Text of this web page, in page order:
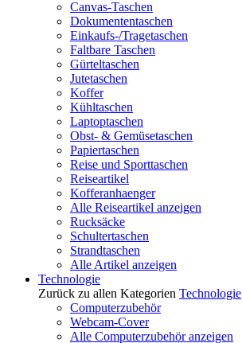
Canvas-Taschen
Dokumententaschen
Einkaufs-/Tragetaschen
Faltbare Taschen
Gürteltaschen
Jutetaschen
Koffer
Kühltaschen
Laptoptaschen
Obst- & Gemüsetaschen
Papiertaschen
Reise und Sporttaschen
Reiseartikel
Kofferanhaenger
Alle Reiseartikel anzeigen
Rucksäcke
Schultertaschen
Strandtaschen
Alle Artikel anzeigen
Technologie
Zurück zu allen Kategorien Technologie
Computerzubehör
Webcam-Cover
Alle Computerzubehör anzeigen